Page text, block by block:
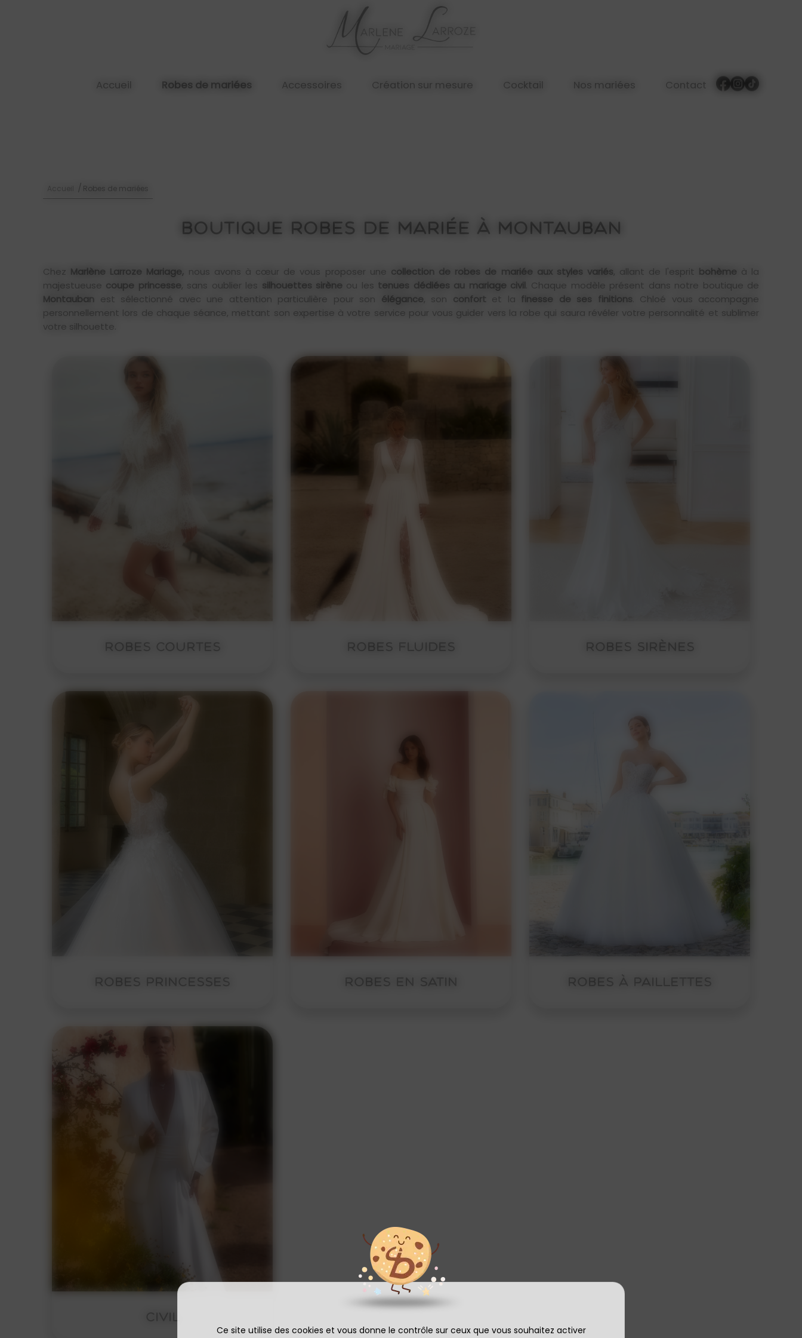
Ce site utilise des cookies et vous donne le contrôle sur ceux que vous souhaitez activer
Accueil Robes de mariées Accessoires Création sur mesure Cocktail Nos mariées Contact
/ Robes de mariées
Boutique robes de mariée à Montauban
Chez Marlène Larroze Mariage, nous avons à cœur de vous proposer une collection de robes de mariée aux styles variés, allant de l'esprit bohème à la
majestueuse coupe princesse, sans oublier les silhouettes sirène ou les tenues dédiées au mariage civil . Chaque modèle présent dans notre boutique de
Montauban est sélectionné avec une attention particulière pour son élégance, son confort et la finesse de ses finitions . Chloé vous accompagne
personnellement lors de chaque séance, mettant son expertise à votre service pour vous guider vers la robe qui saura révéler votre personnalité et sublimer
votre silhouette.
ROBES COURTES ROBES FLUIDES ROBES SIRÈNES
ROBES PRINCESSES ROBES EN SATIN ROBES À PAILLETTES